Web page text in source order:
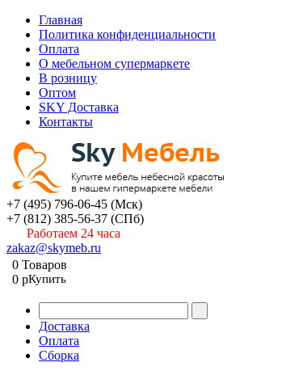
Главная
Политика конфиденциальности
Оплата
О мебельном супермаркете
В розницу
Оптом
SKY Доставка
Контакты
+7 (495) 796-06-45 (Мск)
+7 (812) 385-56-37 (СПб)
Работаем 24 часа
zakaz@skymeb.ru
0 Товаров
0 pКупить
Доставка
Оплата
Сборка